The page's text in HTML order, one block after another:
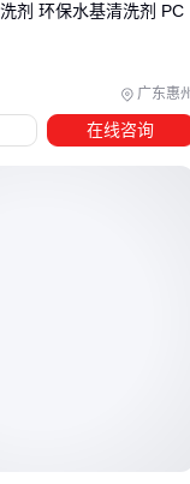
超声波密闭清洗，但
水漂洗和干燥，否
广东惠
剂 环保水基清洗剂 PC
在线咨询